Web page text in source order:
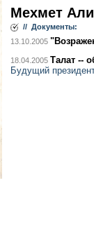
Мехмет
// Документы:
13.10.2005
18.04.2005 Талат --
Будущий